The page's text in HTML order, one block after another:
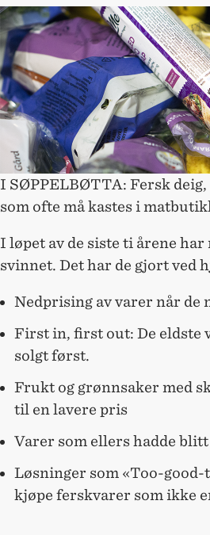
I SØPPELBØTTA: Fersk
som ofte må kastes i
I løpet av de siste ti årene
svinnet. Det har de gjort ved
Nedprising av varer når de
First in, first out: De eldste
solgt først.
Frukt og grønnsaker med
til en lavere pris
Varer som ellers hadde
Løsninger som «Too-good-
kjøpe ferskvarer som ikke